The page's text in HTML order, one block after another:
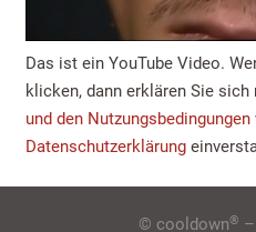
Das ist ein YouTube Video.
klicken, dann erklären Sie sich
und den Nutzungsbedingungen
Datenschutzerklärung
© cooldown®